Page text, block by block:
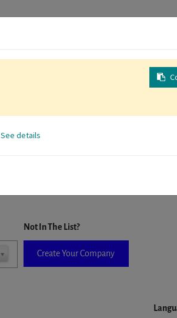
will auto-complete the form. If you don't find
Not In The List?
Create Your Company
See details